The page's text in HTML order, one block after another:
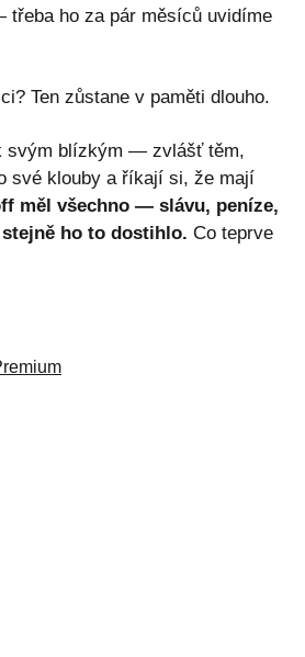
ho za pár měsíců uvidíme
Ten zůstane v paměti dlouho.
svým blízkým — zvlášť těm,
své klouby a říkají si, že mají
měl všechno — slávu, peníze,
ho to dostihlo. Co teprve